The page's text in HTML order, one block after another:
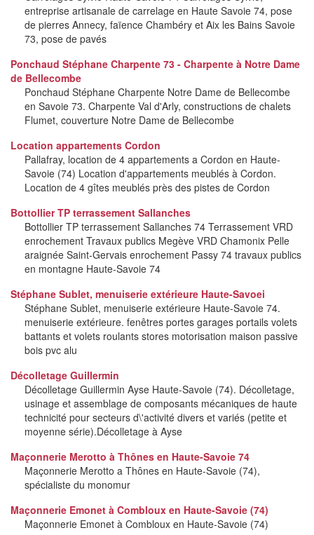
entreprise artisanale de carrelage en Haute Savoie 74, pose
de pierres Annecy, faïence Chambéry et Aix les Bains Savoie
73, pose de pavés
Ponchaud Stéphane Charpente 73 - Charpente à Notre Dame
de Bellecombe
Ponchaud Stéphane Charpente Notre Dame de Bellecombe
en Savoie 73. Charpente Val d'Arly, constructions de chalets
Flumet, couverture Notre Dame de Bellecombe
Location appartements Cordon
Pallafray, location de 4 appartements a Cordon en Haute-
Savoie (74) Location d'appartements meublés à Cordon.
Location de 4 gîtes meublés près des pistes de Cordon
Bottollier TP terrassement Sallanches
Bottollier TP terrassement Sallanches 74 Terrassement VRD
enrochement Travaux publics Megève VRD Chamonix Pelle
araignée Saint-Gervais enrochement Passy 74 travaux publics
en montagne Haute-Savoie 74
Stéphane Sublet, menuiserie extérieure Haute-Savoei
Stéphane Sublet, menuiserie extérieure Haute-Savoie 74.
menuiserie extérieure. fenêtres portes garages portails volets
battants et volets roulants stores motorisation maison passive
bois pvc alu
Décolletage Guillermin
Décolletage Guillermin Ayse Haute-Savoie (74). Décolletage,
usinage et assemblage de composants mécaniques de haute
technicité pour secteurs d\'activité divers et variés (petite et
moyenne série).Décolletage à Ayse
Maçonnerie Merotto à Thônes en Haute-Savoie 74
Maçonnerie Merotto a Thônes en Haute-Savoie (74),
spécialiste du monomur
Maçonnerie Emonet à Combloux en Haute-Savoie (74)
Maçonnerie Emonet à Combloux en Haute-Savoie (74)